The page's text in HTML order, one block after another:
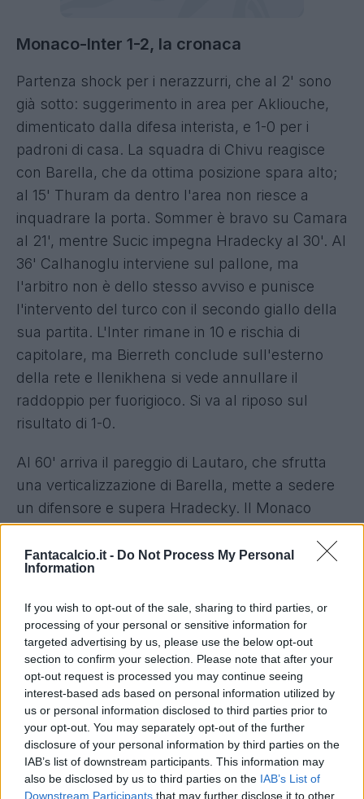
Fantacalcio.it - Do Not Process My Personal
Information
If you wish to opt-out of the sale, sharing to third parties, or
processing of your personal or sensitive information for
targeted advertising by us, please use the below opt-out
section to confirm your selection. Please note that after your
opt-out request is processed you may continue seeing
interest-based ads based on personal information utilized by
us or personal information disclosed to third parties prior to
your opt-out. You may separately opt-out of the further
disclosure of your personal information by third parties on the
IAB’s list of downstream participants. This information may
also be disclosed by us to third parties on the IAB’s List of
Downstream Participants that may further disclose it to other
Monaco-Inter 1-2, la cronaca
Partenza shock per i nerazzurri, che al 2' sono
già sotto: suggerimento in area per Akliouche,
dimenticato dalla difesa interista, e 1-0 per i
padroni di casa. La squadra di Chivu reagisce
con Barella, che da ottima posizione spara alto;
al 15' Thuram da dentro l'area non riesce a
inquadrare la porta. Sommer è bravo su Camara
al 21', mentre Sucic impegna Hradecky al 30'. Al
36' Calhanoglu interviene sul pallone, ma
l'arbitro non è dello stesso avviso e punisce
l'intervento del turco con il secondo giallo della
sua partita. L'Inter rimane in 10 e rischia di
capitolare, ma Bierreth conclude sull'esterno
della rete e Ilenikhena si vede annullare il
raddoppio per fuorigioco. Si va al riposo sul
risultato di 1-0.
Al 60' arriva il pareggio di Lautaro, che sfrutta
una verticalizzazione di Barella, mette a sedere
un difensore e supera Hradecky. Il Monaco
reagisce immediatamente e colpisce un palo
con Zakaria al 62', ma è ancora la squadra
nerazzurra a colpire all'80': Bonny recupera
batte il portiere per il gol dell'1-2. I padroni di
casa ci provano fino all'ultimo, ma il risultato
non cambia più:Monaco-Inter finisce 1-2